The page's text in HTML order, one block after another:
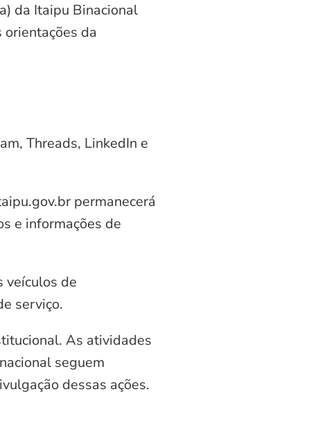
da Itaipu Binacional
da
Threads, LinkedIn e
permanecerá
e informações de
veículos de
serviço.
As atividades
seguem
dessas ações.